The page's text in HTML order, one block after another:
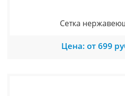
Сетка
Цена: от 699